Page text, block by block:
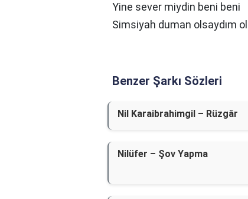
Yine sever miydin beni beni
Simsiyah duman olsaydım
Benzer Şarkı Sözleri
Nil Karaibrahimgil – Rüzgâr
Nilüfer – Şov Yapma